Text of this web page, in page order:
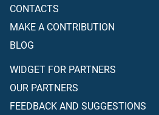
CONTACTS
MAKE A CONTRIBUTION
BLOG
WIDGET FOR PARTNERS
OUR PARTNERS
FEEDBACK AND SUGGESTIONS